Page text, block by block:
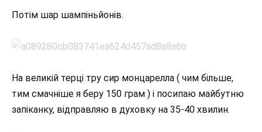
Потім шар шампіньйонів.
На великій терці тру сир монцарелла ( чим більше,
тим смачніше я беру 150 грам ) і посипаю майбутню
запіканку, відправляю в духовку на 35-40 хвилин.